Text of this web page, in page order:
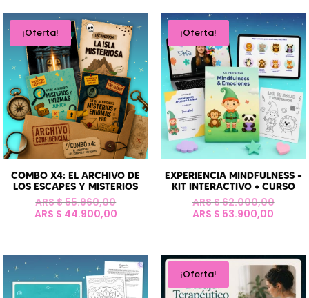
¡Oferta!
COMBO X4: EL ARCHIVO DE
LOS ESCAPES Y MISTERIOS
ARS $55.960,00El
precio
$ 55.960,00.
ARS $ 44.900,00El
ARS
$ 44.900,00.
¡Oferta!
EXPERIENCIA MINDFULNESS –
KIT INTERACTIVO + CURSO
ARS $62.000,00El
$
ARS $ 53.900,00
ARS
$
¡Oferta!